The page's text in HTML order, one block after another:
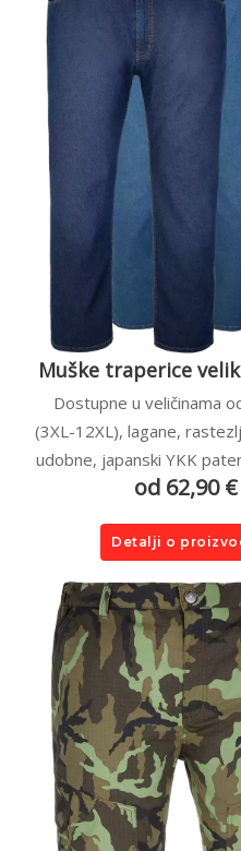
Muške traperice
Dostupne u veličinama
(3XL-12XL), lagane,
udobne, japanski YKK
od 62,90 €
Detalji o